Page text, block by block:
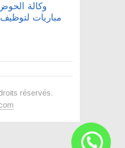
وكالة
réservés.